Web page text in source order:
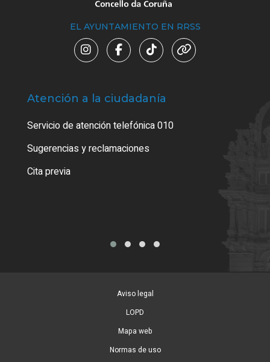
EL AYUNTAMIENTO EN RRSS
Atención a la ciudadanía
Servicio de atención telefónica 010
Sugerencias y reclamaciones
Cita previa
Aviso legal
LOPD
Mapa web
Normas de uso